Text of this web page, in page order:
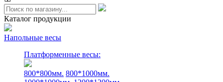
Каталог продукции
Напольные весы
Платформенные весы:
800*800мм. 800*1000мм.